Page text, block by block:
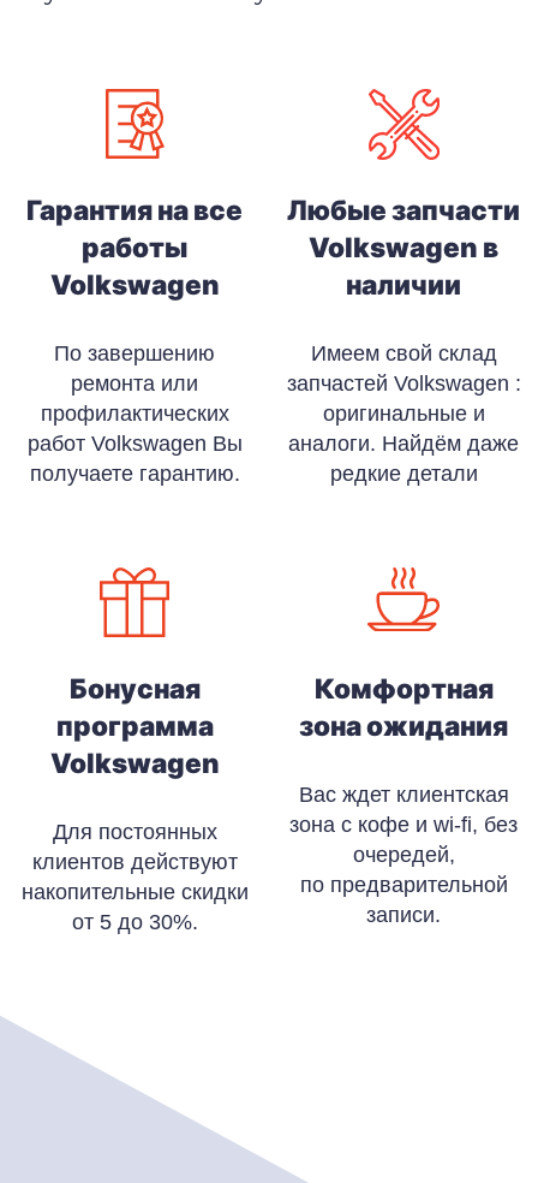
Гарантия на все
работы
Volkswagen
По завершению
ремонта или
профилактических
работ Volkswagen Вы
получаете гарантию.
Бонусная
программа
Volkswagen
Для постоянных
клиентов действуют
накопительные скидки
от 5 до 30%.
Любые запчасти
Volkswagen в
наличии
Имеем свой склад
запчастей Volkswagen :
оригинальные и
аналоги. Найдём даже
редкие детали
Комфортная
зона ожидания
Вас ждет клиентская
зона с кофе и wi-fi, без
очередей,
по предварительной
записи.